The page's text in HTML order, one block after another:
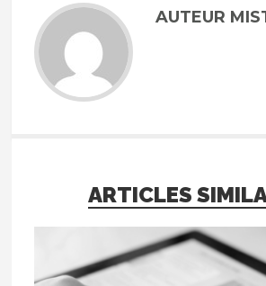
AUTEUR
ARTICLES